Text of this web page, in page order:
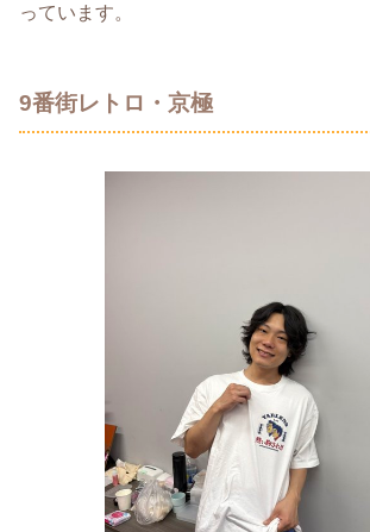
っています。
9番街レトロ・京極